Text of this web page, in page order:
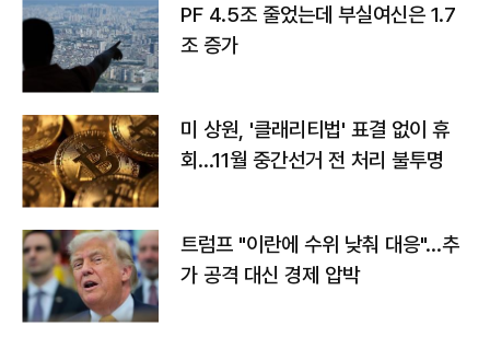
PF 4.5조 줄었는데 부실여신은 1.7
조 증가
미 상원, '클래리티법' 표결 없이 휴
회…11월 중간선거 전 처리 불투명
트럼프 "이란에 수위 낮춰 대응"…추
가 공격 대신 경제 압박